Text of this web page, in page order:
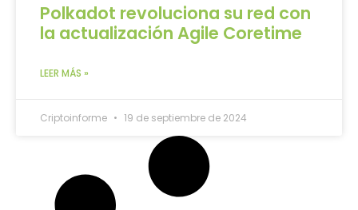
Polkadot revoluciona su red con
la actualización Agile Coretime
LEER MÁS »
Criptoinforme 19 de septiembre de 2024